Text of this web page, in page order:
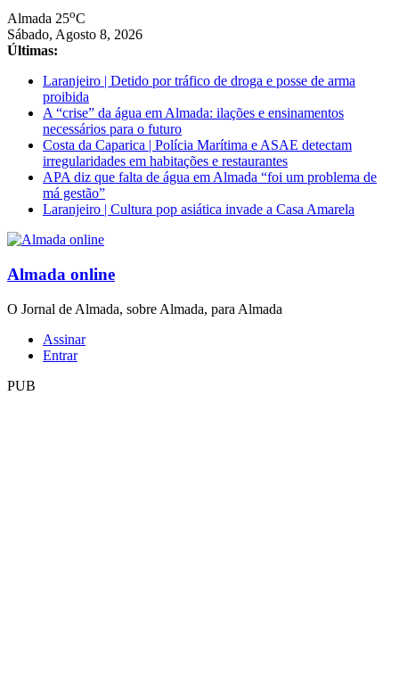
Saltar
para
conteúdo
Almada 25oC
Sábado, Agosto 8, 2026
Últimas:
Laranjeiro | Detido por tráfico de droga e posse de arma
proibida
A “crise” da água em Almada: ilações e ensinamentos
necessários para o futuro
Costa da Caparica | Polícia Marítima e ASAE detectam
irregularidades em habitações e restaurantes
APA diz que falta de água em Almada “foi um problema de
má gestão”
Laranjeiro | Cultura pop asiática invade a Casa Amarela
Almada online
O Jornal de Almada, sobre Almada, para Almada
Assinar
Entrar
PUB